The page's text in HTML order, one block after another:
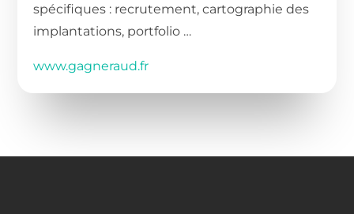
spécifiques : recrutement, cartographie des
implantations, portfolio …
www.gagneraud.fr